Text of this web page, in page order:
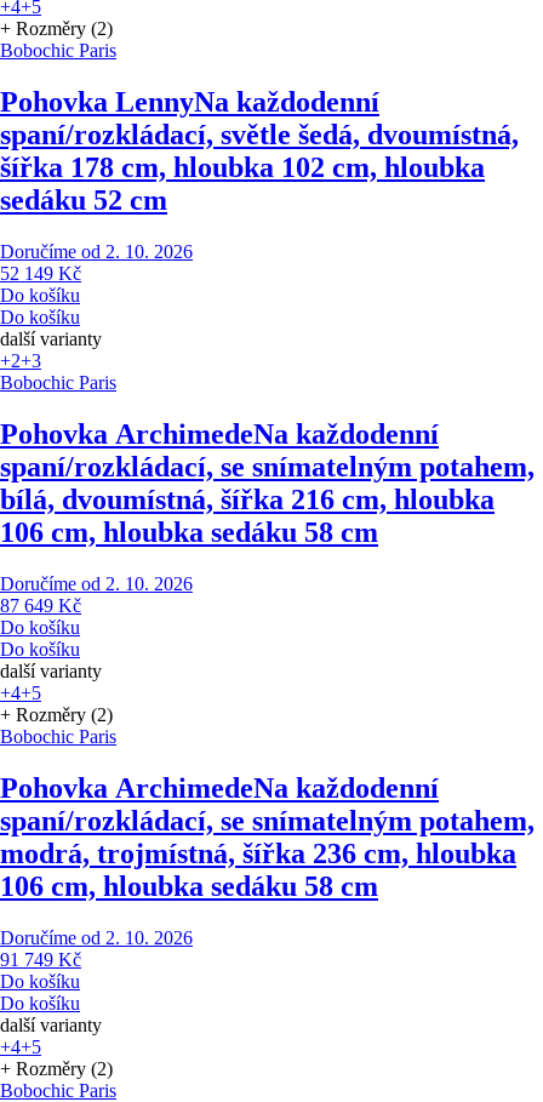
+4+5
+ Rozměry (2)
Bobochic Paris
Pohovka LennyNa každodenní
spaní/rozkládací, světle šedá, dvoumístná,
šířka 178 cm, hloubka 102 cm, hloubka
sedáku 52 cm
Doručíme od 2. 10. 2026
52 149 Kč
Do košíku
Do košíku
další varianty
+2+3
Bobochic Paris
Pohovka ArchimedeNa každodenní
spaní/rozkládací, se snímatelným potahem,
bílá, dvoumístná, šířka 216 cm, hloubka
106 cm, hloubka sedáku 58 cm
Doručíme od 2. 10. 2026
87 649 Kč
Do košíku
Do košíku
další varianty
+4+5
+ Rozměry (2)
Bobochic Paris
Pohovka ArchimedeNa každodenní
spaní/rozkládací, se snímatelným potahem,
modrá, trojmístná, šířka 236 cm, hloubka
106 cm, hloubka sedáku 58 cm
Doručíme od 2. 10. 2026
91 749 Kč
Do košíku
Do košíku
další varianty
+4+5
+ Rozměry (2)
Bobochic Paris